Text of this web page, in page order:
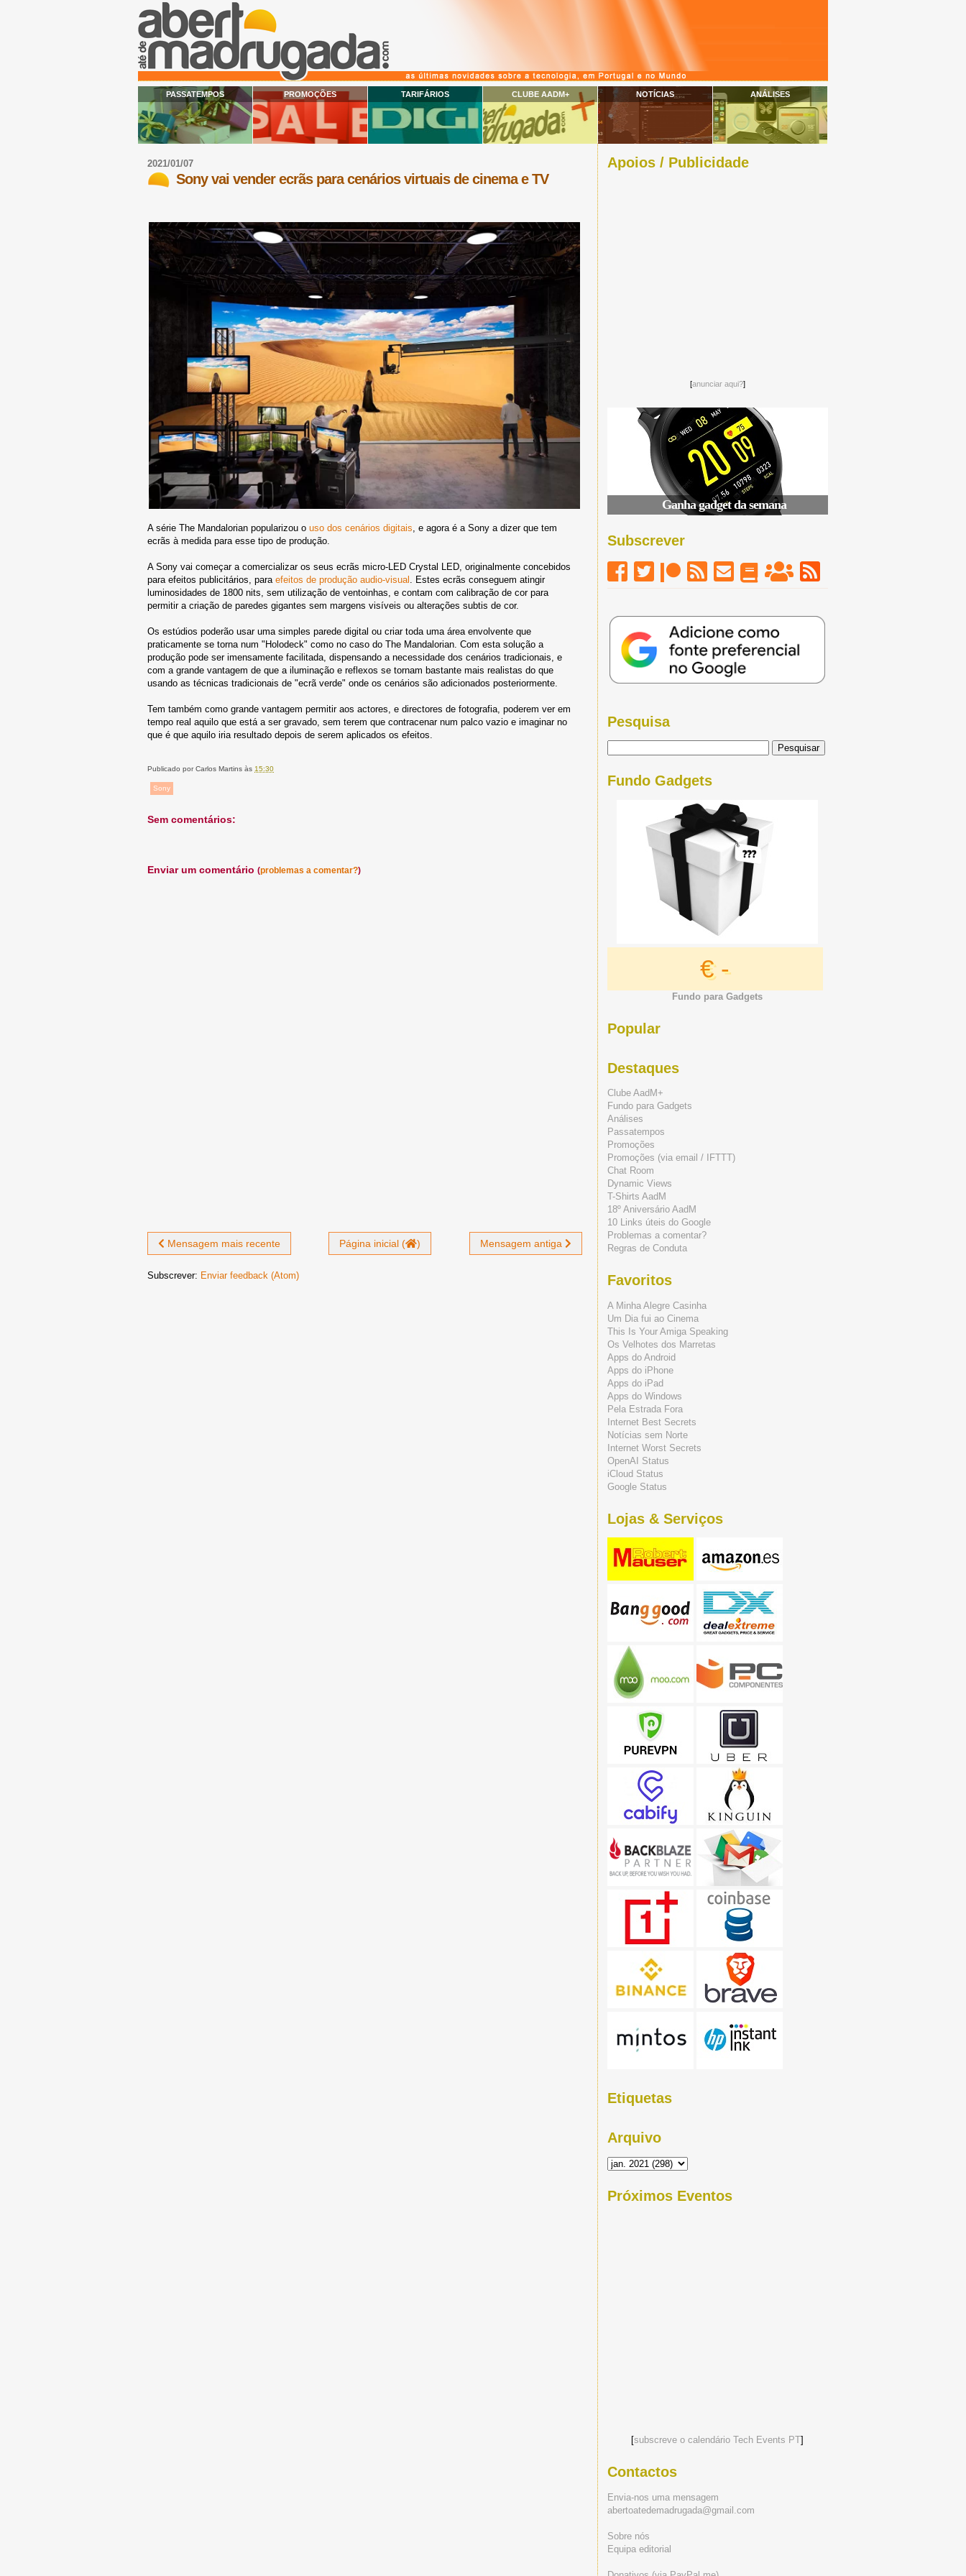
PASSATEMPOS PROMOÇÕES TARIFÁRIOS CLUBE AADM+ NOTÍCIAS ANÁLISES
2021/01/07
Sony vai vender ecrãs para cenários virtuais de cinema e TV
A série The Mandalorian popularizou o uso dos cenários digitais, e agora é a Sony a dizer que tem
ecrãs à medida para esse tipo de produção.
A Sony vai começar a comercializar os seus ecrãs micro-LED Crystal LED, originalmente concebidos
para efeitos publicitários, para efeitos de produção audio-visual . Estes ecrãs conseguem atingir
luminosidades de 1800 nits, sem utilização de ventoinhas, e contam com calibração de cor para
permitir a criação de paredes gigantes sem margens visíveis ou alterações subtis de cor.
Os estúdios poderão usar uma simples parede digital ou criar toda uma área envolvente que
praticamente se torna num "Holodeck" como no caso do The Mandalorian. Com esta solução a
produção pode ser imensamente facilitada, dispensando a necessidade dos cenários tradicionais, e
com a grande vantagem de que a iluminação e reflexos se tornam bastante mais realistas do que
usando as técnicas tradicionais de "ecrã verde" onde os cenários são adicionados posteriormente.
Tem também como grande vantagem permitir aos actores, e directores de fotografia, poderem ver em
tempo real aquilo que está a ser gravado, sem terem que contracenar num palco vazio e imaginar no
que é que aquilo iria resultado depois de serem aplicados os efeitos.
Publicado porCarlos Martins às 15:30
Sony
Sem comentários:
Enviar um comentário (problemas a comentar?)
Mensagem mais recente Mensagem antiga
Página inicial ( )
Subscrever: Enviar feedback (Atom)
Apoios / Publicidade
[anunciar aqui?]
Ganha gadget da semana
Subscrever
Pesquisa
Fundo Gadgets
€ -
Fundo para Gadgets
Popular
Destaques
Clube AadM+
Fundo para Gadgets
Análises
Passatempos
Promoções
Promoções (via email / IFTTT)
Chat Room
Dynamic Views
T-Shirts AadM
18º Aniversário AadM
10 Links úteis do Google
Problemas a comentar?
Regras de Conduta
Favoritos
A Minha Alegre Casinha
Um Dia fui ao Cinema
This Is Your Amiga Speaking
Os Velhotes dos Marretas
Apps do Android
Apps do iPhone
Apps do iPad
Apps do Windows
Pela Estrada Fora
Internet Best Secrets
Notícias sem Norte
Internet Worst Secrets
OpenAI Status
iCloud Status
Google Status
Lojas & Serviços
Etiquetas
Arquivo
Próximos Eventos
[subscreve o calendário Tech Events PT]
Contactos
Envia-nos uma mensagem
abertoatedemadrugada@gmail.com
Sobre nós
Equipa editorial